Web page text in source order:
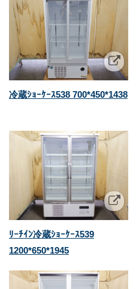
冷蔵ｼｮｰｹｰｽ538 700*450*1438
ﾘｰﾁｲﾝ冷蔵ｼｮｰｹｰｽ539
1200*650*1945